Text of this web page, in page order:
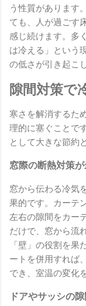
う性質があります
ても、人が過ごす
感じ続けます。多
は冷える」という
の低さが引き起こ
隙間対策で
寒さを解消するた
理的に塞ぐことで
として大きな節約
窓際の断熱対策
窓から伝わる冷気
果的です。カーテ
左右の隙間をカー
だけで、窓から流
「壁」の役割を
ートを併用すれば
でき、室温の変化
ドアやサッシの